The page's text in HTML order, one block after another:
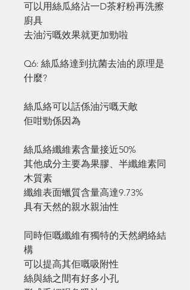
可以用絲瓜絡沾一D茶籽粉再洗擦
廚具
去油污嘅效果就更加勁啦
Q6: 絲瓜絡達到抗菌去油的原理是
什麼?
絲瓜絡可以話係油污嘅天敵
佢咁勁係因為
絲瓜絡纖維素含量接近50%
其他成分主要為果膠、半纖維素同
木質素
纖維表面蠟質含量高達9.73%
具有天然的親水親油性
同時佢嘅纖維有獨特的天然網絡結
構
可以提高其佢嘅吸附性
絲與絲之間有好多小孔